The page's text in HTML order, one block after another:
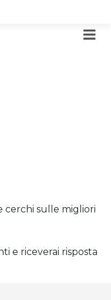
cerchi sulle migliori
e riceverai risposta